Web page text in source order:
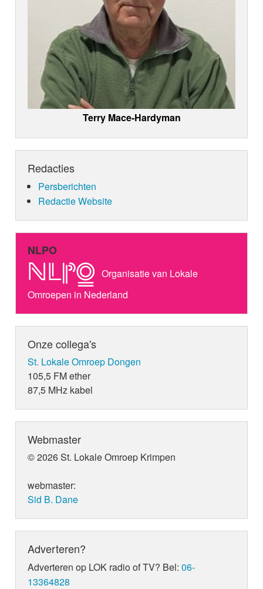
Terry Mace-Hardyman
Redacties
Persberichten
Redactie Website
NLPO
Organisatie van Lokale
Omroepen in Nederland
Onze collega's
St. Lokale Omroep Dongen
105,5 FM ether
87,5 MHz kabel
Webmaster
© 2026 St. Lokale Omroep Krimpen
webmaster:
Sid B. Dane
Adverteren?
Adverteren op LOK radio of TV? Bel:06-
13364828